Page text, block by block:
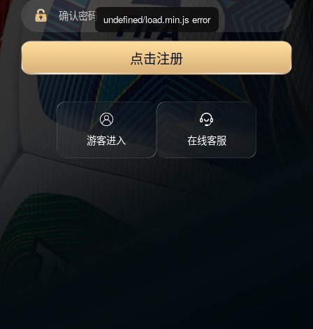
点击注册
游客进入 在线客服
undefined/load.min.js error